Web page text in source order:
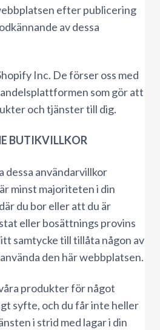
efter publicering
av dessa
Inc. De förser oss med
som gör att
och tjänster till dig.
BUTIKVILLKOR
dessa användarvillkor
minst majoriteten i din
du bor eller att du är
eller bosättnings provins
samtycke till tillåta någon av
den här webbplatsen.
produkter för något
syfte, och du får inte heller
i strid med lagar i din